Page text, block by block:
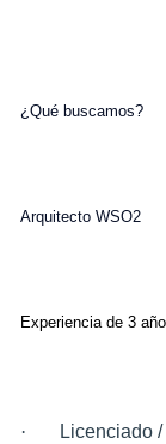
¿Qué buscamos?
Arquitecto WSO2
Experiencia de 3
· Licenciado